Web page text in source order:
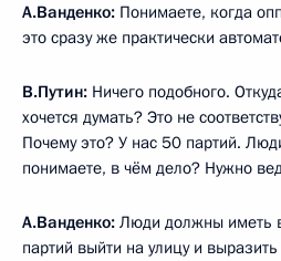
А.Ванденко: Понимаете, когда
это сразу же практически
В.Путин: Ничего подобного.
хочется думать? Это не
Почему это? У нас 50 партий.
понимаете, в чём дело? Нужно
А.Ванденко: Люди должны иметь
партий выйти на улицу и